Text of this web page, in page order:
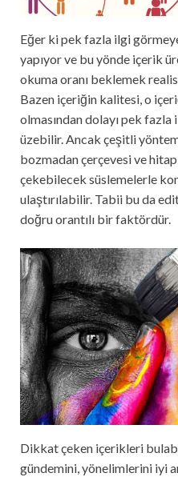
Eğer ki pek fazla ilgi
yapıyor ve bu yönde içerik
okuma oranı beklemek
Bazen içeriğin kalitesi, o
olmasından dolayı pek
üzebilir. Ancak çeşitli
bozmadan çerçevesi ve
çekebilecek süslemelerle
ulaştırılabilir. Tabii bu da
doğru orantılı bir faktördür.
Dikkat çeken içerikleri
gündemini, yönelimlerini iyi